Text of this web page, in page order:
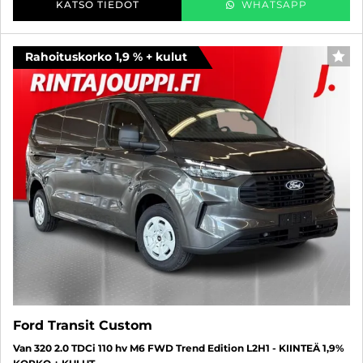
KATSO TIEDOT WHATSAPP
Rahoituskorko 1,9 % + kulut
Ford Transit Custom
Van 320 2.0 TDCi 110 hv M6 FWD Trend Edition L2H1 - KIINTEÄ 1,9%